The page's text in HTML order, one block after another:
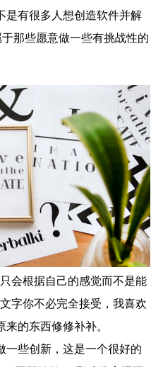
是有很多人想创造软件并解
那些愿意做一些有挑战性的
会根据自己的感觉而不是能
字你不必完全接受，我喜欢
的东西修修补补。
一些创新，这是一个很好的